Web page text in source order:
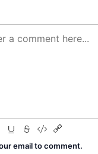
email to comment.